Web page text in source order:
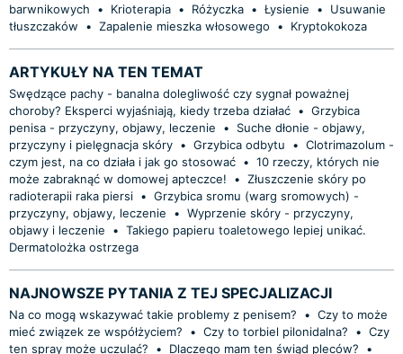
barwnikowych
• Krioterapia • Różyczka • Łysienie •
Usuwanie
tłuszczaków
• Zapalenie mieszka włosowego • Kryptokokoza
ARTYKUŁY NA TEN TEMAT
Swędzące pachy - banalna dolegliwość czy sygnał poważnej
choroby? Eksperci wyjaśniają, kiedy trzeba działać • Grzybica
penisa - przyczyny, objawy, leczenie
•
Suche dłonie - objawy,
przyczyny i pielęgnacja skóry • Grzybica odbytu • Clotrimazolum -
czym jest, na co działa i jak go stosować • 10 rzeczy, których nie
może zabraknąć w domowej apteczce!
• Złuszczenie skóry po
radioterapii raka piersi • Grzybica sromu (warg sromowych) -
przyczyny, objawy, leczenie
• Wyprzenie skóry - przyczyny,
objawy i leczenie
• Takiego papieru toaletowego lepiej unikać.
Dermatolożka ostrzega
NAJNOWSZE PYTANIA Z TEJ SPECJALIZACJI
Na co mogą wskazywać takie problemy z penisem? • Czy to może
mieć związek ze współżyciem?
• Czy to torbiel pilonidalna? • Czy
ten spray może uczulać?
• Dlaczego mam ten świąd pleców?
•